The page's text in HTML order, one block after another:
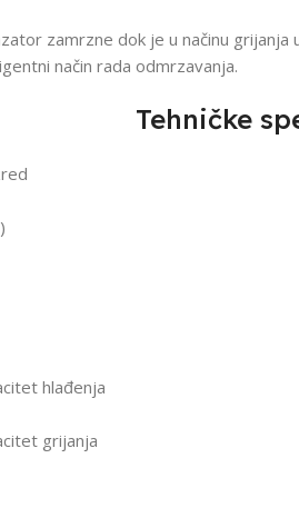
zamrzne dok je u načinu
način rada odmrzavanja.
Tehničke
hlađenja
grijanja